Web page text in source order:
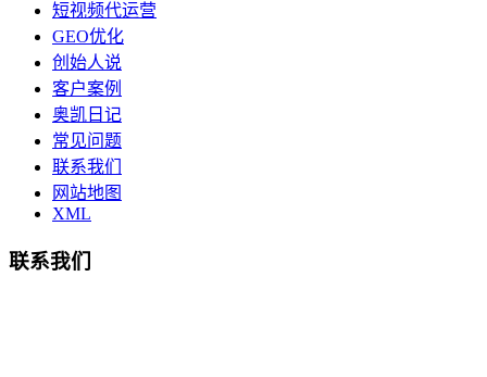
短视频代运营
GEO优化
创始人说
客户案例
奥凯日记
常见问题
联系我们
网站地图
XML
联系我们